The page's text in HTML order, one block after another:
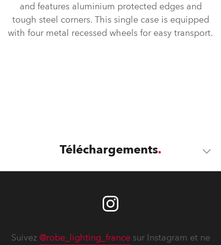
and features aluminium protected edges and
tough steel corners. This single case is equipped
with four metal recessed wheels for easy transport.
Téléchargements
Suivez @robe_lighting_francesur Instagram et ne